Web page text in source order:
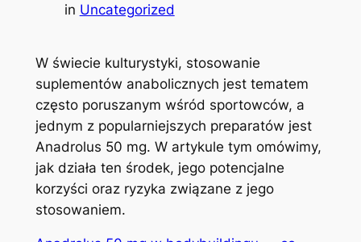
in Uncategorized
W świecie kulturystyki, stosowanie
suplementów anabolicznych jest tematem
często poruszanym wśród sportowców, a
jednym z popularniejszych preparatów jest
Anadrolus 50 mg. W artykule tym omówimy,
jak działa ten środek, jego potencjalne
korzyści oraz ryzyka związane z jego
stosowaniem.